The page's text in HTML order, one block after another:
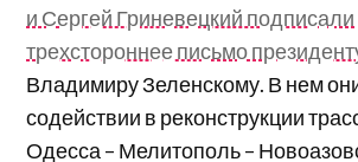
и Сергей Гриневецкий подписали
трехстороннее письмо
Владимиру Зеленскому. В нем
содействии в реконструкции
Одесса – Мелитополь –